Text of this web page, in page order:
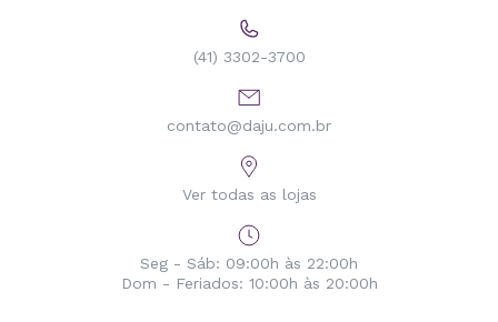
(41) 3302-3700
contato@daju.com.br
Ver todas as lojas
Seg - Sáb: 09:00h às 22:00h
Dom - Feriados: 10:00h às 20:00h